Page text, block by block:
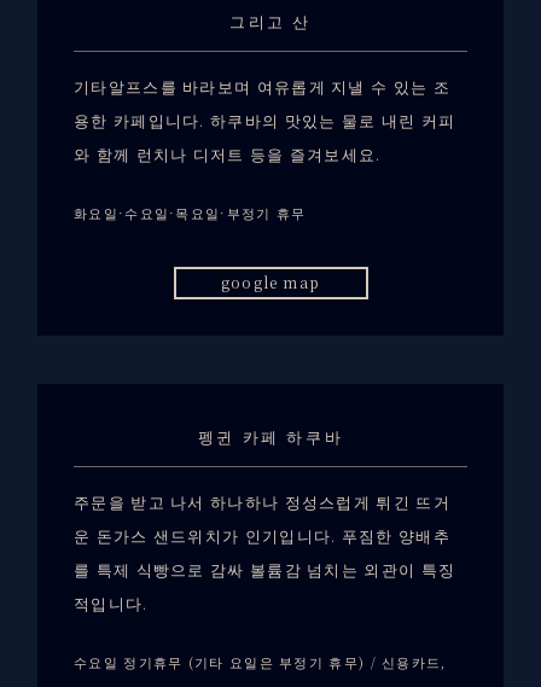
그리고 산
기타알프스를 바라보며 여유롭게 지낼 수 있는 조
용한 카페입니다. 하쿠바의 맛있는 물로 내린 커피
와 함께 런치나 디저트 등을 즐겨보세요.
화요일·수요일·목요일·부정기 휴무
google map
펭귄 카페 하쿠바
주문을 받고 나서 하나하나 정성스럽게 튀긴 뜨거
운 돈가스 샌드위치가 인기입니다. 푸짐한 양배추
를 특제 식빵으로 감싸 볼륨감 넘치는 외관이 특징
적입니다.
수요일 정기휴무 (기타 요일은 부정기 휴무) / 신용카드,